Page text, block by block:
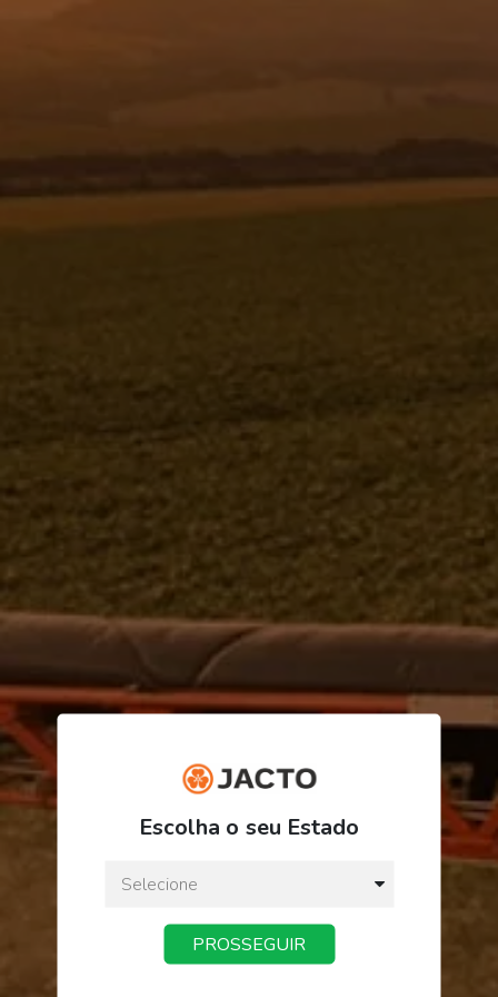
MÓDULO PORTA EPI 1172421
R$ 8.496,98
ou3xdeR$ 2.832,32
Preço a vista:
Escolha o seu Estado
PROSSEGUIR